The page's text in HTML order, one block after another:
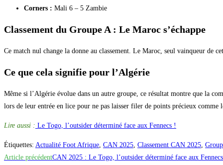
Corners : Mali 6 – 5 Zambie
Classement du Groupe A : Le Maroc s’échappe
Ce match nul change la donne au classement. Le Maroc, seul vainqueur de
Ce que cela signifie pour l’Algérie
Même si l’Algérie évolue dans un autre groupe, ce résultat montre que la
lors de leur entrée en lice pour ne pas laisser filer de points précieux comme
Lire aussi : Le Togo, l’outsider déterminé face aux Fennecs !
Étiquettes: Actualité Foot Afrique CAN 2025 Classement CAN 2025
Read
Article précédentCAN 2025 : Le Togo, l’outsider déterminé face aux